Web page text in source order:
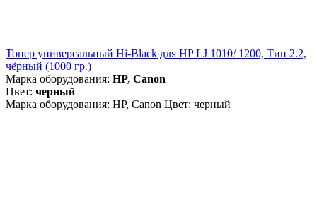
Тонер универсальный Hi-Black для HP LJ 1010/ 1200, Тип 2.2,
чёрный (1000 гр.)
Марка оборудования: HP, Canon
Цвет: черный
Марка оборудования: HP, Canon Цвет: черный